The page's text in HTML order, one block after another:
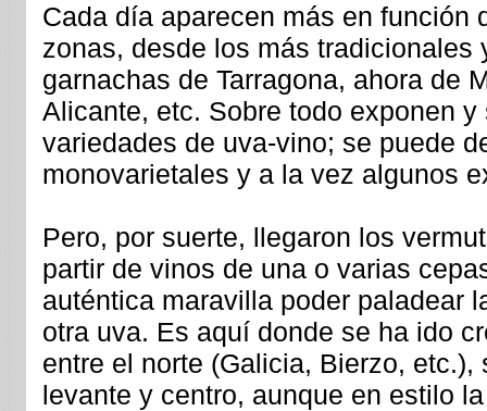
Cada día aparecen más en función
zonas, desde los más tradicionales
garnachas de Tarragona, ahora de
Alicante, etc. Sobre todo exponen y
variedades de uva-vino; se puede
monovarietales y a la vez algunos
Pero, por suerte, llegaron los
partir de vinos de una o varias
auténtica maravilla poder paladear
otra uva. Es aquí donde se ha ido
entre el norte (Galicia, Bierzo, etc.),
levante y centro, aunque en estilo